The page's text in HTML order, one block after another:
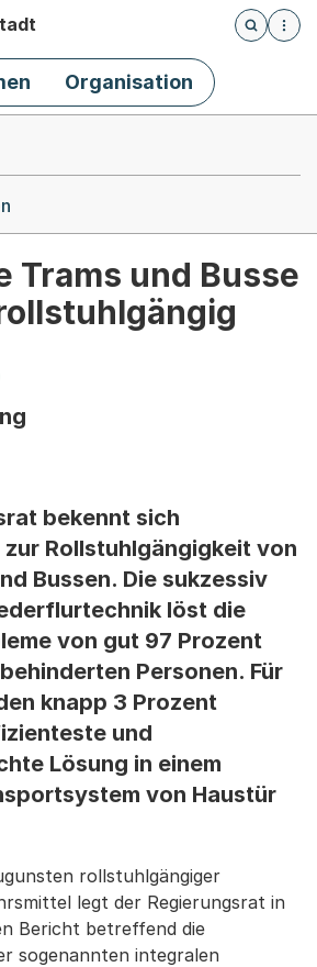
Öffnet
Organisation
Trams und Busse
bekennt sich
Rollstuhlgängigkeit von
Bussen. Die sukzessiv
löst die
von gut 97 Prozent
Personen. Für
knapp 3 Prozent
und
Lösung in einem
von Haustür
rollstuhlgängiger
legt der Regierungsrat in
Bericht betreffend die
sogenannten integralen